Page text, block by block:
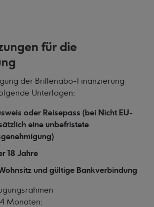
für die
der Brillenabo-Finanzierung
Unterlagen:
oder Reisepass (bei Nicht EU-
eine unbefristete
18 Jahre
und gültige Bankverbindung
Monaten: